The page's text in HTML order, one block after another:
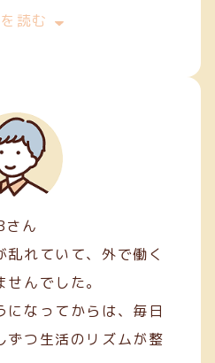
りや裁縫などの簡単な
読む
さん
れていて、外で働く
んでした。
になってからは、毎日
ずつ生活のリズムが整